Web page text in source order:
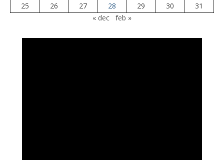
25
26 27 28 29 30
31
« dec
feb »